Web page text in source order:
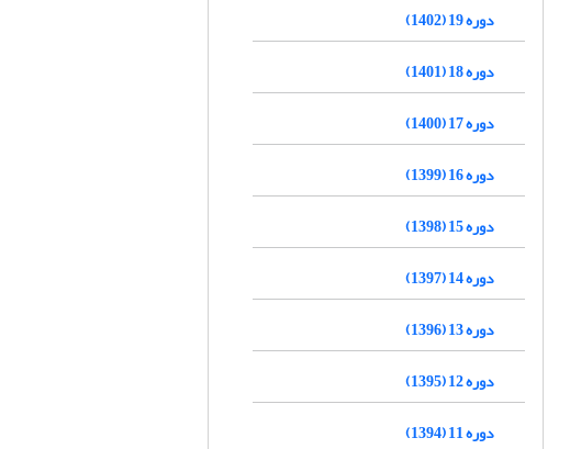
دوره 19 (1402)
دوره 18 (1401)
دوره 17 (1400)
دوره 16 (1399)
دوره 15 (1398)
دوره 14 (1397)
دوره 13 (1396)
دوره 12 (1395)
دوره 11 (1394)